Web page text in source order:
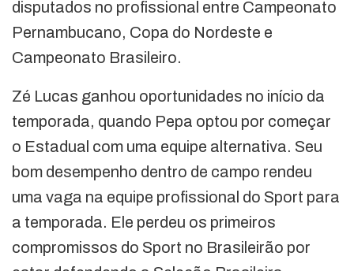
disputados no profissional entre Campeonato
Pernambucano, Copa do Nordeste e
Campeonato Brasileiro.
Zé Lucas ganhou oportunidades no início da
temporada, quando Pepa optou por começar
o Estadual com uma equipe alternativa. Seu
bom desempenho dentro de campo rendeu
uma vaga na equipe profissional do Sport para
a temporada. Ele perdeu os primeiros
compromissos do Sport no Brasileirão por